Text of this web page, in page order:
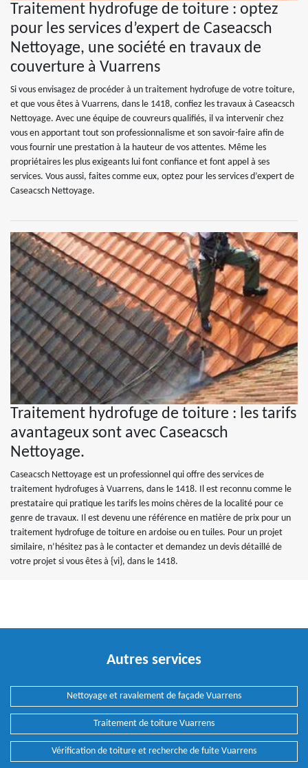
Traitement hydrofuge de toiture : optez
pour les services d’expert de Caseacsch
Nettoyage, une société en travaux de
couverture à Vuarrens
Si vous envisagez de procéder à un traitement hydrofuge de votre toiture,
et que vous êtes à Vuarrens, dans le 1418, confiez les travaux à Caseacsch
Nettoyage. Avec une équipe de couvreurs qualifiés, il va intervenir chez
vous en apportant tout son professionnalisme et son savoir-faire afin de
vous fournir une prestation à la hauteur de vos attentes. Même les
propriétaires les plus exigeants lui font confiance et font appel à ses
services. Vous aussi, faites comme eux, optez pour les services d’expert de
Caseacsch Nettoyage.
Traitement hydrofuge de toiture : les tarifs
avantageux sont avec Caseacsch
Nettoyage.
Caseacsch Nettoyage est un professionnel qui offre des services de
traitement hydrofuges à Vuarrens, dans le 1418. Il est reconnu comme le
prestataire qui pratique les tarifs les moins chères de la localité pour ce
genre de travaux. Il est devenu une référence en matière de prix pour un
traitement hydrofuge de toiture en ardoise ou en tuiles. Pour un projet
similaire, n’hésitez pas à le contacter et demandez un devis détaillé de
votre projet si vous êtes à {vi}, dans le 1418.
Autres services
Nettoyage et ravalement de façade Vuarrens
Traitement de toiture Vuarrens
Vérification de toiture et recherche de fuite Vuarrens